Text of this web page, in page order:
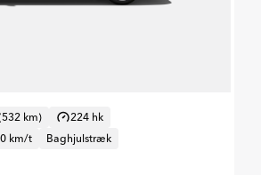
km)
224 hk
km/t Baghjulstræk